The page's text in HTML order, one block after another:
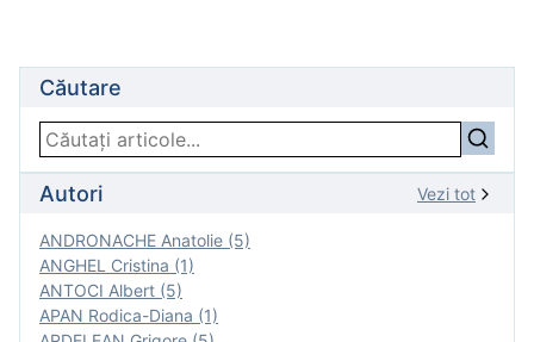
Căutare
Autori Vezi tot
ANDRONACHE Anatolie (5)
ANGHEL Cristina (1)
ANTOCI Albert (5)
APAN Rodica-Diana (1)